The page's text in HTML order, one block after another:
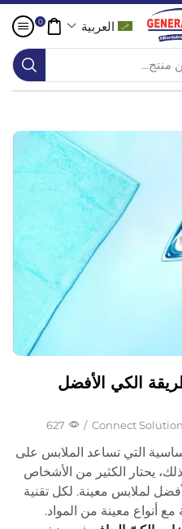
منتج...
العربية 0
الكي الأفضل
Connect
/
627
التي تساعد الملابس على
يحتار الكثير من الأشخاص
لملابس معينة. لكل تقنية
مع أنواع معينة من المواد.